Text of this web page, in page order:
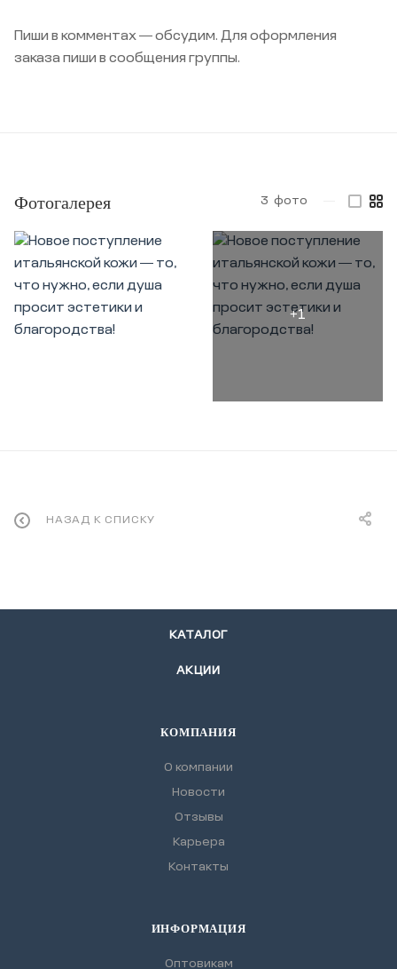
Пиши в комментах — обсудим. Для оформления
заказа пиши в сообщения группы.
Фотогалерея 3 фото
НАЗАД К СПИСКУ
КАТАЛОГ
АКЦИИ
КОМПАНИЯ
О компании
Новости
Отзывы
Карьера
Контакты
ИНФОРМАЦИЯ
Оптовикам